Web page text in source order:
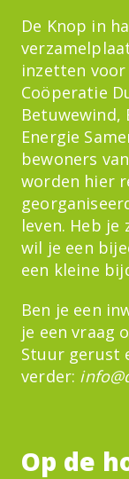
De Knop in
inzetten voor
Coöperatie
Betuwewind,
Energie
bewoners
worden hier
leven. Heb
wil je een
een kleine
Ben je een
je een vraag
Stuur gerust
verder:
Op de